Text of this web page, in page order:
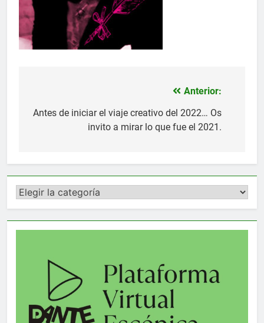
de
Anterior:
Antes de iniciar el viaje creativo del 2022… Os
invito a mirar lo que fue el 2021.
Categorías